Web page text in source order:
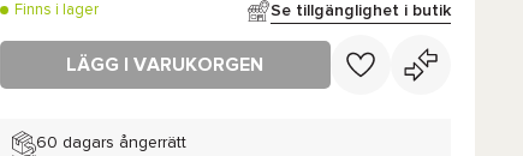
Finns i lager Se tillgänglighet i butik
LÄGG I VARUKORGEN
60 dagars ångerrätt